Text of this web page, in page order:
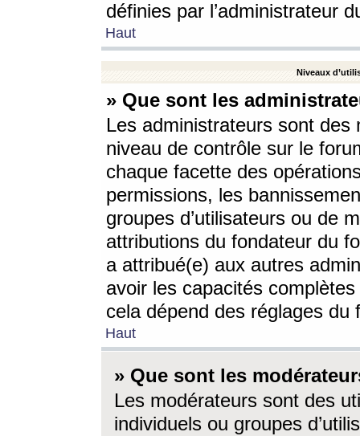
définies par l’administrateur
Haut
Niveaux
» Que sont les
Les administrateurs sont
niveau de contrôle sur le
chaque facette des
permissions, les
groupes d’utilisateurs ou de
attributions du fondateur du
a attribué(e) aux autres
avoir les capacités
cela dépend des réglages du
Haut
» Que sont les
Les modérateurs sont des
individuels ou groupes